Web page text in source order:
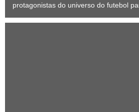
protagonistas do universo do futebol
modalidade dentro e fora das quatro